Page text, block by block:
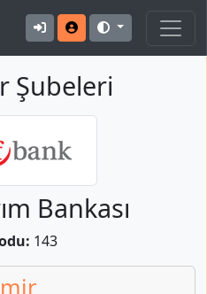
Şubeleri
Bankası
143